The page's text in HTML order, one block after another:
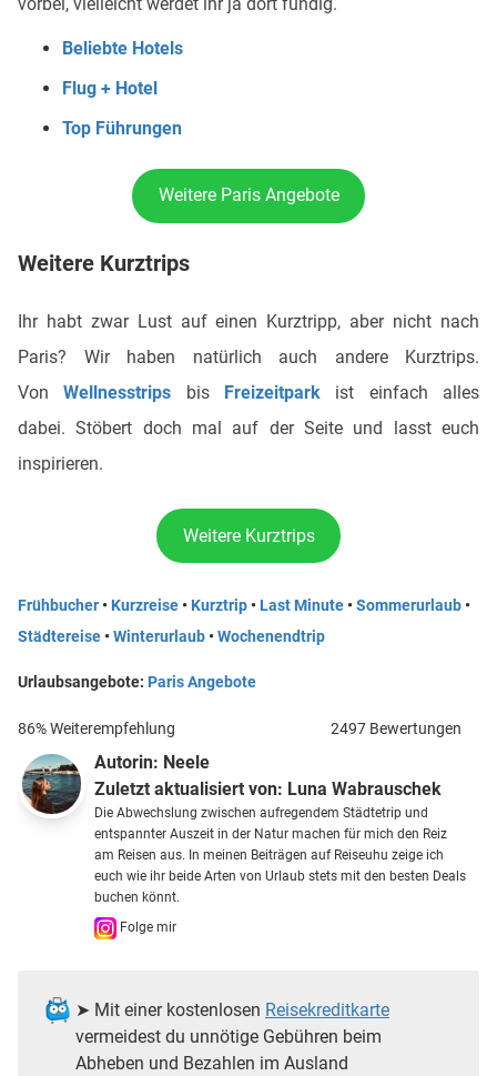
Beliebte Hotels
Flug + Hotel
Top Führungen
Weitere Paris Angebote
Weitere Kurztrips
Ihr habt zwar Lust auf einen Kurztripp, aber nicht nach
Paris? Wir haben natürlich auch andere Kurztrips.
VonWellnesstrips bis Freizeitpark ist einfach alles
dabei. Stöbert doch mal auf der Seite und lasst euch
inspirieren.
Weitere Kurztrips
Frühbucher • Kurzreise • Kurztrip • Last Minute •Sommerurlaub •
Städtereise •Winterurlaub •Wochenendtrip
Urlaubsangebote: Paris Angebote
86% Weiterempfehlung 2497 Bewertungen
Autorin: Neele
Zuletzt aktualisiert von: Luna Wabrauschek
Die Abwechslung zwischen aufregendem Städtetrip und
entspannter Auszeit in der Natur machen für mich den Reiz
am Reisen aus. In meinen Beiträgen auf Reiseuhu zeige ich
euch wie ihr beide Arten von Urlaub stets mit den besten Deals
buchen könnt.
Folge mir
➤ Mit einer kostenlosen Reisekreditkarte
vermeidest du unnötige Gebühren beim
Abheben und Bezahlen im Ausland